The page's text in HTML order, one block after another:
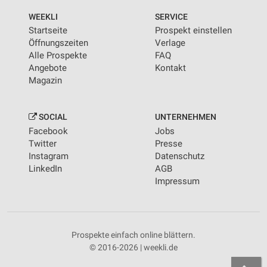
WEEKLI
Startseite
Öffnungszeiten
Alle Prospekte
Angebote
Magazin
SERVICE
Prospekt einstellen
Verlage
FAQ
Kontakt
SOCIAL
Facebook
Twitter
Instagram
LinkedIn
UNTERNEHMEN
Jobs
Presse
Datenschutz
AGB
Impressum
Prospekte einfach online blättern.
© 2016-2026 | weekli.de
Notwendig
Performance
Werbung